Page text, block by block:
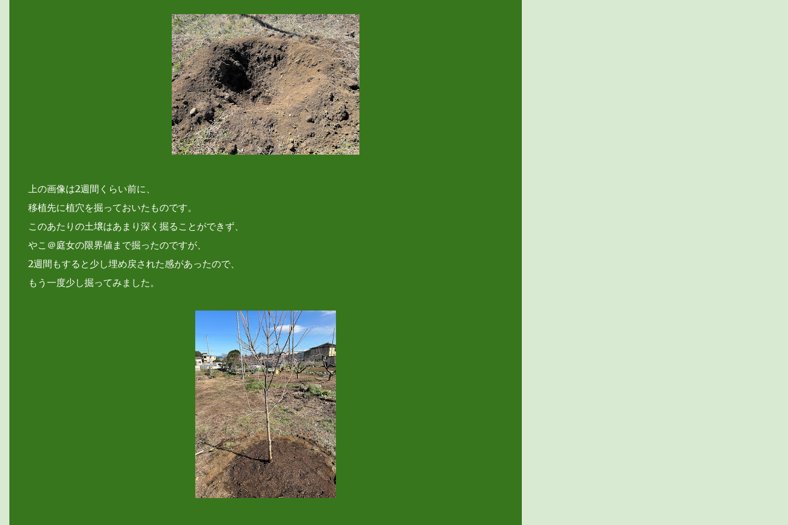
上の画像は2週間くらい前に、
移植先に植穴を掘っておいたものです。
このあたりの土壌はあまり深く掘ることができず、
やこ＠庭女の限界値まで掘ったのですが、
2週間もすると少し埋め戻された感があったので、
もう一度少し掘ってみました。